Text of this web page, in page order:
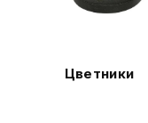
Цветники